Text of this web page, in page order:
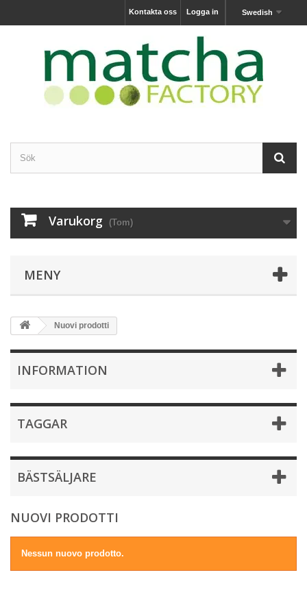
Swedish
Logga in
Kontakta oss
Varukorg (Tom)
MENY
Nuovi prodotti
INFORMATION
TAGGAR
BÄSTSÄLJARE
NUOVI PRODOTTI
Nessun nuovo prodotto.